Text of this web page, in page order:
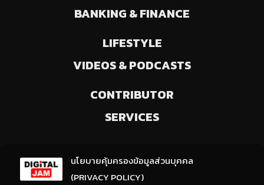
นโยบายคุ้มครองข้อมูลส่วนบุคคล
(PRIVACY POLICY)
BANKING & FINANCE
LIFESTYLE
VIDEOS & PODCASTS
CONTRIBUTOR
SERVICES
ลงทะเบียนรับข่าวสารจากเรา
(ให้มีการเลือกความสนใจ / ชอบข่าวด้านใด)